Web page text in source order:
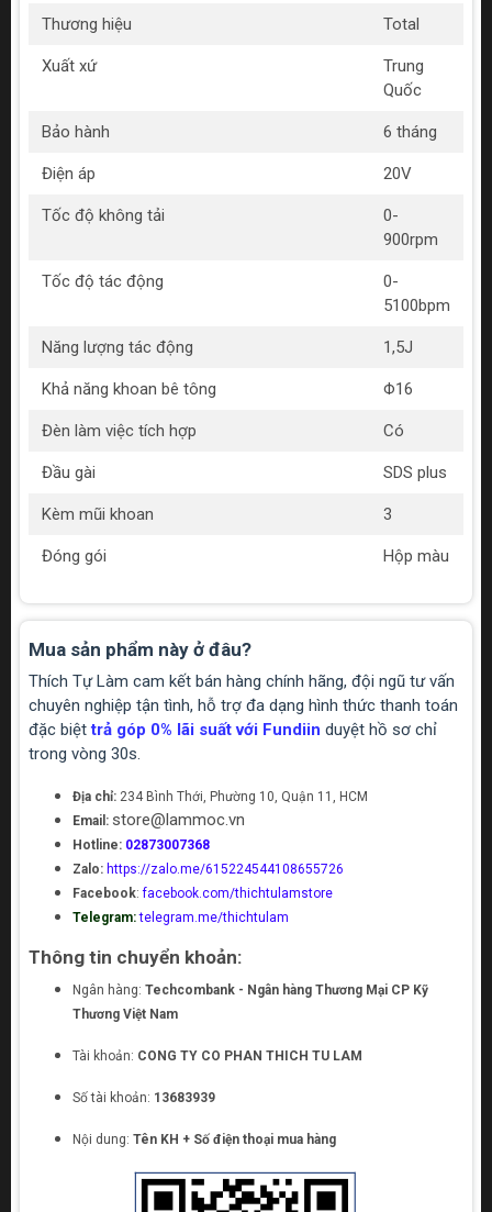
Thương hiệu Total
Xuất xứ
Trung
Quốc
Bảo hành 6 tháng
Điện áp 20V
Tốc độ không tải
0-
900rpm
Tốc độ tác động
0-
5100bpm
Năng lượng tác động 1,5J
Khả năng khoan bê tông Φ16
Đèn làm việc tích hợp Có
Đầu gài SDS plus
Kèm mũi khoan 3
Đóng gói Hộp màu
Mua sản phẩm này ở đâu?
Thích Tự Làm cam kết bán hàng chính hãng, đội ngũ tư vấn
chuyên nghiệp tận tình, hỗ trợ đa dạng hình thức thanh toán
đặc biệttrả góp 0% lãi suất với Fundiin duyệt hồ sơ chỉ
trong vòng 30s.
Địa chỉ: 234 Bình Thới, Phường 10, Quận 11, HCM
Email: store@lammoc.vn
Hotline: 02873007368
Zalo: https://zalo.me/615224544108655726
Facebook:facebook.com/thichtulamstore
Telegram: telegram.me/thichtulam
Thông tin chuyển khoản:
Ngân hàng: Techcombank - Ngân hàng Thương Mại CP Kỹ
Thương Việt Nam
Tài khoản: CONG TY CO PHAN THICH TU LAM
Số tài khoản: 13683939
Nội dung: Tên KH + Số điện thoại mua hàng